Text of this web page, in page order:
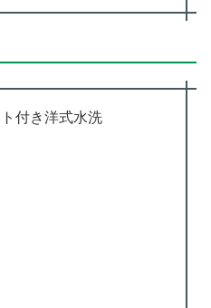
付き洋式水洗